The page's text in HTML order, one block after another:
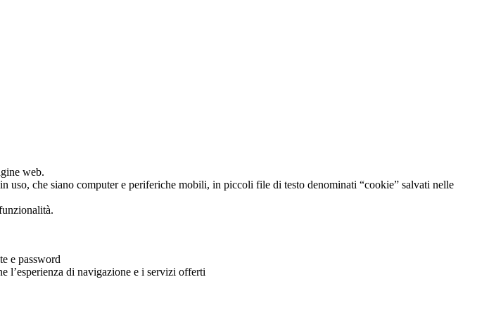
web.
che siano computer e periferiche mobili, in piccoli file di testo denominati “cookie” salvati nelle
e password
l’esperienza di navigazione e i servizi offerti